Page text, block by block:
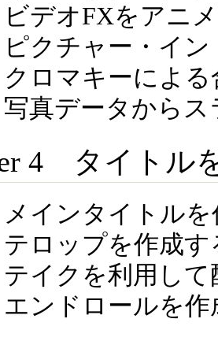
デオFXをアニ
クチャー・イン
ロマキーによる
真データからス
4 タイトル
インタイトルを
ロップを作成す
イクを利用して
ンドロールを作